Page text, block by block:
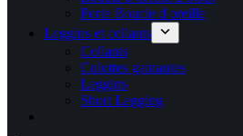
Porte Boucle d oreille
Leggins et collants
Collants
Culottes gainantes
Leggins
Short Legging